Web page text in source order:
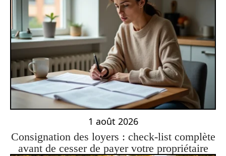
1 août 2026
Consignation des loyers : check-list complète
avant de cesser de payer votre propriétaire